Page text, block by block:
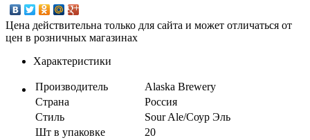
Цена действительна только для сайта и может отличаться от
цен в розничных магазинах
Характеристики
Производитель
Alaska Brewery
Страна
Россия
Стиль
Sour Ale/Соур Эль
Шт в упаковке
20